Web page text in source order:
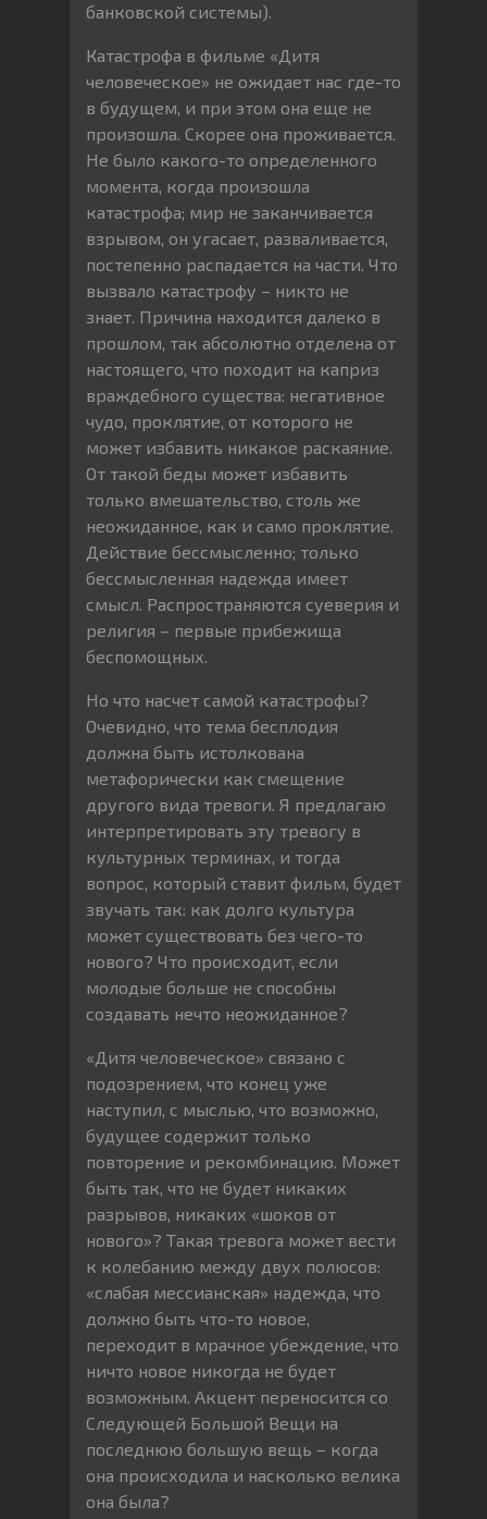
банковской системы).
Катастрофа в фильме «Дитя
человеческое» не ожидает нас где-то
в будущем, и при этом она еще не
произошла. Скорее она проживается.
Не было какого-то определенного
момента, когда произошла
катастрофа; мир не заканчивается
взрывом, он угасает, разваливается,
постепенно распадается на части. Что
вызвало катастрофу – никто не
знает. Причина находится далеко в
прошлом, так абсолютно отделена от
настоящего, что походит на каприз
враждебного существа: негативное
чудо, проклятие, от которого не
может избавить никакое раскаяние.
От такой беды может избавить
только вмешательство, столь же
неожиданное, как и само проклятие.
Действие бессмысленно; только
бессмысленная надежда имеет
смысл. Распространяются суеверия и
религия – первые прибежища
беспомощных.
Но что насчет самой катастрофы?
Очевидно, что тема бесплодия
должна быть истолкована
метафорически как смещение
другого вида тревоги. Я предлагаю
интерпретировать эту тревогу в
культурных терминах, и тогда
вопрос, который ставит фильм, будет
звучать так: как долго культура
может существовать без чего-то
нового? Что происходит, если
молодые больше не способны
создавать нечто неожиданное?
«Дитя человеческое» связано с
подозрением, что конец уже
наступил, с мыслью, что возможно,
будущее содержит только
повторение и рекомбинацию. Может
быть так, что не будет никаких
разрывов, никаких «шоков от
нового»? Такая тревога может вести
к колебанию между двух полюсов:
«слабая мессианская» надежда, что
должно быть что-то новое,
переходит в мрачное убеждение, что
ничто новое никогда не будет
возможным. Акцент переносится со
Следующей Большой Вещи на
последнюю большую вещь – когда
она происходила и насколько велика
она была?